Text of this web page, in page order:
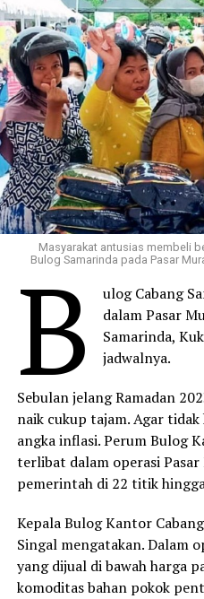
Masyarakat antusias membeli
Bulog Samarinda pada Pasar
B
ulog Cabang
dalam Pasar
Samarinda,
jadwalnya.
Sebulan jelang Ramadan
naik cukup tajam. Agar
angka inflasi. Perum Bulog
terlibat dalam operasi
pemerintah di 22 titik
Kepala Bulog Kantor
Singal mengatakan. Dalam
yang dijual di bawah harga
komoditas bahan pokok